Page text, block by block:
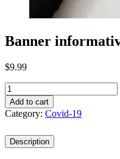
Banner
$9.99
Banner
informativo
quantity
Add to cart
Category: Covid-19
Description